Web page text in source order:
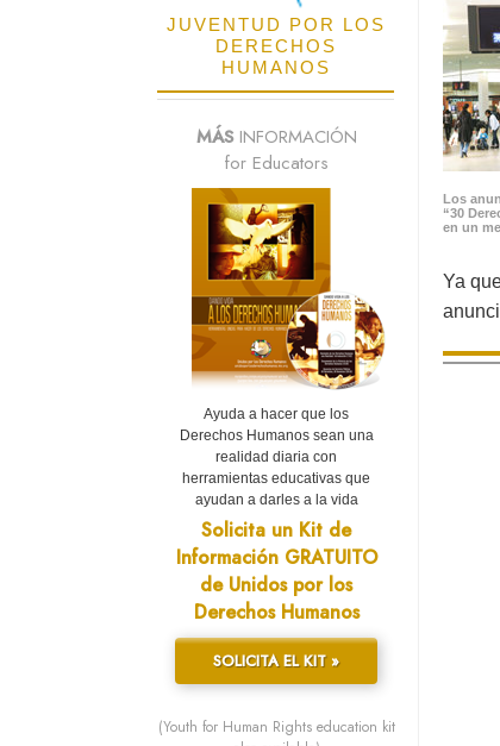
Los
“30
en un
Ya
JUVENTUD POR LOS
DERECHOS
HUMANOS
MÁSINFORMACIÓN
for Educators
Ayuda a hacer que los
Derechos Humanos sean una
realidad diaria con
herramientas educativas que
ayudan a darles a la vida
Solicita un Kit de
Información GRATUITO
de Unidos por los
Derechos Humanos
SOLICITA EL KIT »
(Youth for Human Rights education kit